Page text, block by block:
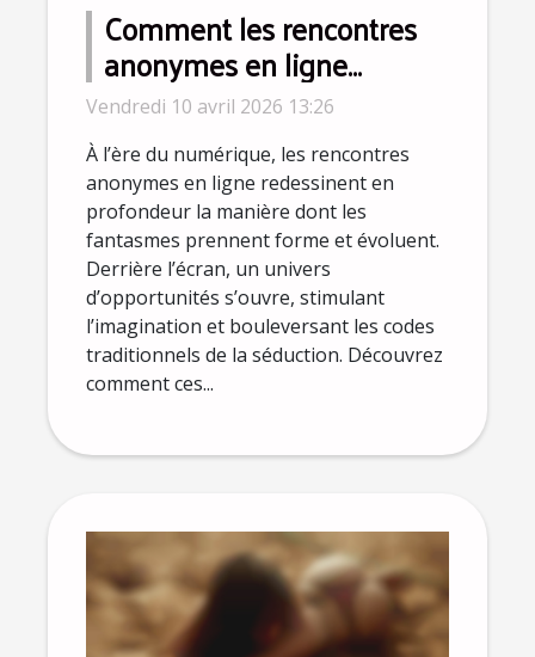
Comment les rencontres
anonymes en ligne
influencent les fantasmes
modernes ?
Vendredi 10 avril 2026 13:26
À l’ère du numérique, les rencontres
anonymes en ligne redessinent en
profondeur la manière dont les
fantasmes prennent forme et évoluent.
Derrière l’écran, un univers
d’opportunités s’ouvre, stimulant
l’imagination et bouleversant les codes
traditionnels de la séduction. Découvrez
comment ces...